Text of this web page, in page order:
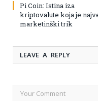
Pi Coin: Istina iza
kriptovalute koja je
marketinški trik
LEAVE A REPLY